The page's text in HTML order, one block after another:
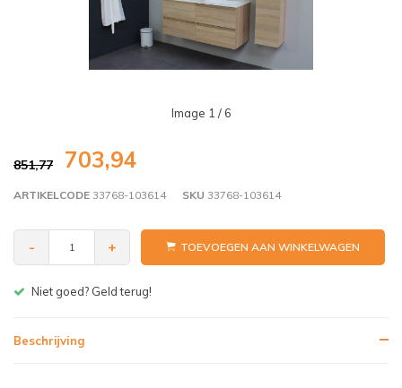
Image 1 / 6
851,77 703,94
ARTIKELCODE 33768-103614 SKU 33768-103614
- + TOEVOEGEN AAN WINKELWAGEN
Gratis bezorgen v.a. € 150,- (NL)
Beschrijving